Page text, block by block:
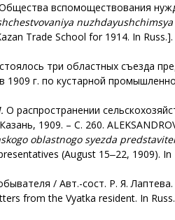
вспомоществования
Trade School for 1914. In
три областных съезда
1909 г. по кустарной
О распространении
1909. – С. 260.
oblastnogo syezda
(August 15‒22, 1909). In
/ Авт.-сост. Р. Я.
from the Vyatka resident. In